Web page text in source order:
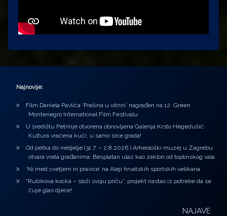
Najnovije:
Film Daniela Pavlića ‘Prašina u vitrini’ nagrađen na 12. Green
Montenegro International Film Festivalu
U središtu Petrinje otvorena obnovljena Galerija Krsto Hegedušić:
Kultura vraćena kući, u samo srce grada!
Od petka do nedjelje (31.7. – 2.8.2026.) Arheološki muzej u Zagrebu
otvara vrata građanima: Besplatan ulaz kao zaklon od toplinskog vala
‘Ni med cvetjem ni pravice’ na Aleji hrvatskih sportskih velikana
“Rubikova kocka – složi svoju priču”, projekt nastao iz potrebe da se
čuje glas djece!
NAJAVE